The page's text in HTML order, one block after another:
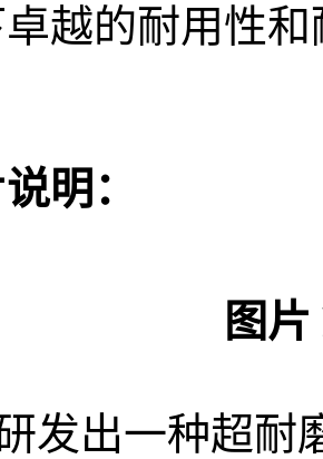
越的耐用性和
明：
图
出一种超耐